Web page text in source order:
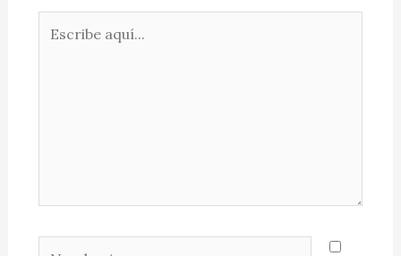
aquí...